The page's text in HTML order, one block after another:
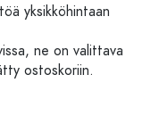
yksikköhintaan
ne on valittava
ostoskoriin.